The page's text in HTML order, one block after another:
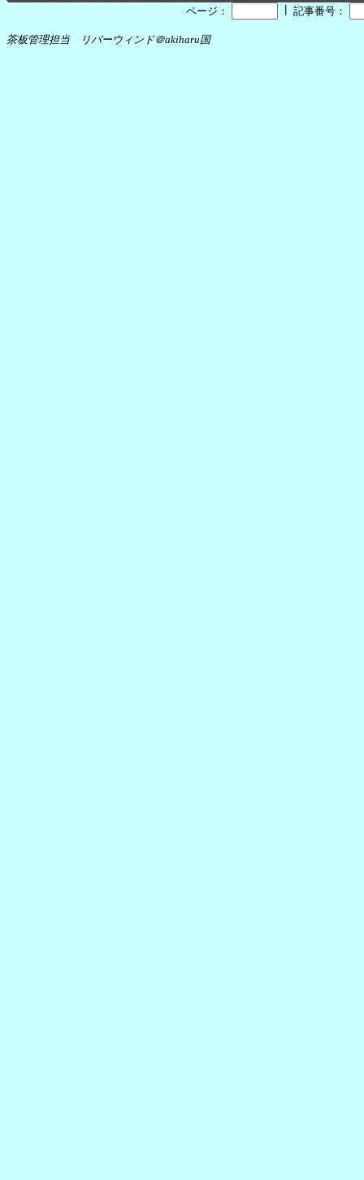
ページ：
記事番号：
茶板管理担当 リバーウィンド＠akiharu国